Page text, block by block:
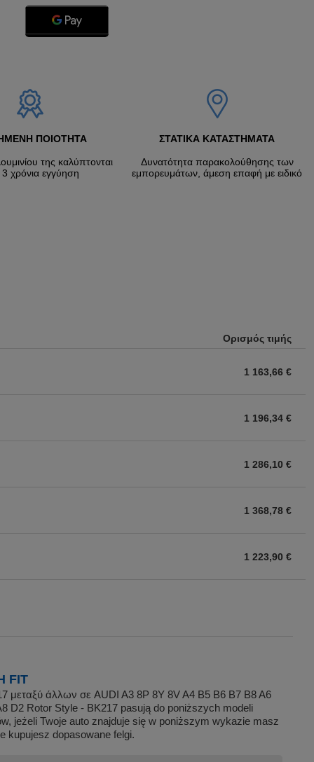
ΠΟΙΟΤΗΤΑ
της καλύπτονται
χρόνια εγγύηση
ΣΤΑΤΙΚΑ ΚΑΤΑΣΤΗΜΑΤΑ
Δυνατότητα παρακολούθησης των
εμπορευμάτων, άμεση επαφή με ειδικό
Ορισμός τιμής
1 163,66 €
1 196,34 €
1 286,10 €
1 368,78 €
1 223,90 €
1 265,12 €
FIT
μεταξύ άλλων σε AUDI A3 8P 8Y 8V A4 B5 B6 B7 B8 A6
D2 Rotor Style - BK217 pasują do poniższych modeli
jeżeli Twoje auto znajduje się w poniższym wykazie masz
kupujesz dopasowane felgi.